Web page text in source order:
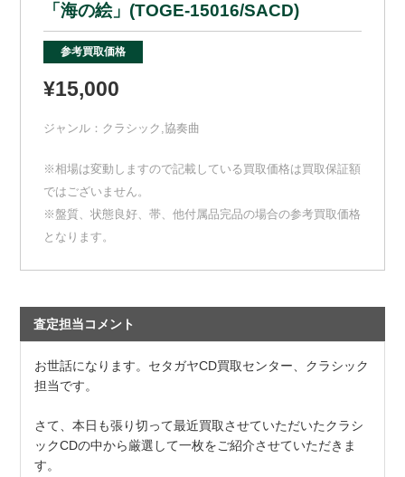
「海の絵」(TOGE-15016/SACD)
参考買取価格
¥15,000
ジャンル： クラシック ,協奏曲
※相場は変動しますので記載している買取価格は買取保証額
ではございません。
※盤質、状態良好、帯、他付属品完品の場合の参考買取価格
となります。
査定担当コメント
お世話になります。セタガヤCD買取センター、クラシック
担当です。
さて、本日も張り切って最近買取させていただいたクラシ
ックCDの中から厳選して一枚をご紹介させていただきま
す。